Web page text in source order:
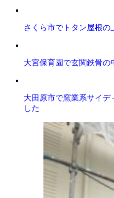
さくら市でトタン屋根の
大宮保育園で玄関鉄骨の
大田原市で窯業系サイデ
した